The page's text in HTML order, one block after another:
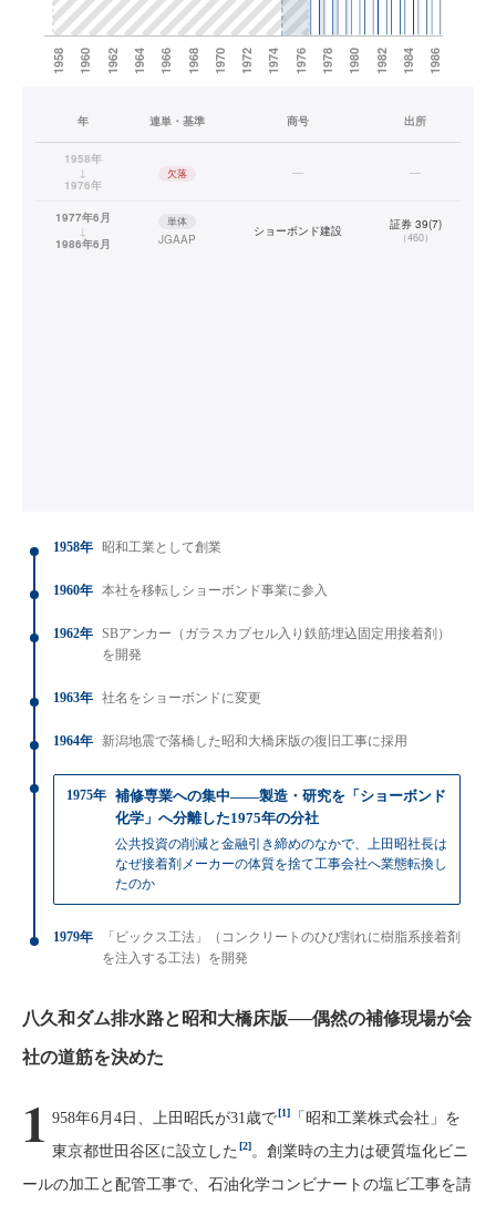
年 連単・基準 商号 出所
1958年
↓
1976年
欠落 — —
1977年6月
↓
1986年6月
単体
JGAAP
ショーボンド建設 証券 39(7)
（460）
1958年 昭和工業として創業
1960年 本社を移転しショーボンド事業に参入
1962年 SBアンカー（ガラスカプセル入り鉄筋埋込固定用接着剤）
を開発
1963年 社名をショーボンドに変更
1964年 新潟地震で落橋した昭和大橋床版の復旧工事に採用
1975年 補修専業への集中——製造・研究を「ショーボンド
化学」へ分離した1975年の分社
公共投資の削減と金融引き締めのなかで、上田昭社長は
なぜ接着剤メーカーの体質を捨て工事会社へ業態転換し
たのか
1979年
「ビックス工法」（コンクリートのひび割れに樹脂系接着剤
を注入する工法）を開発
八久和ダム排水路と昭和大橋床版──偶然の補修現場が会
社の道筋を決めた
1 958年6月4日、上田昭氏が31歳で[1]
「昭和工業株式会社」を
東京都世田谷区に設立した [2]。創業時の主力は硬質塩化ビニ
ールの加工と配管工事で、石油化学コンビナートの塩ビ工事を請